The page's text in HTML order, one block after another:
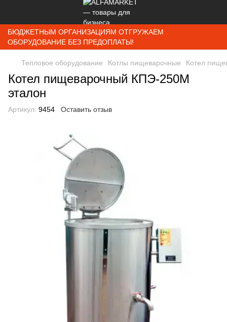
БЮДЖЕТНЫМ ОРГАНИЗАЦИЯМ ОТГРУЖАЕМ
ОБОРУДОВАНИЕ БЕЗ ПРЕДОПЛАТЫ!
Тепловое оборудование Котлы пищеварочные Котел
Котел пищеварочный КПЭ-250М
эталон
Артикул: 9454 Оставить отзыв